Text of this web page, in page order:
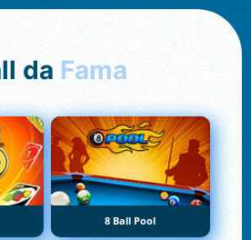
da Fama
8 Ball Pool